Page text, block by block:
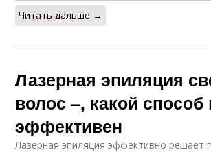
Читать дальше →
Лазерная эпиляция
волос –, какой способ
эффективен
Лазерная эпиляция эффективно решает